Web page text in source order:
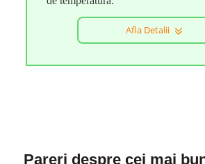
Afla Detalii
Pareri despre cei mai